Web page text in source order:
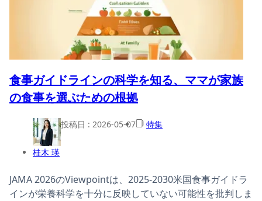
食事ガイドラインの科学を知る、ママが家族
の食事を選ぶための根拠
桂木 瑛
投稿日 : 2026-05-07 特集
JAMA 2026のViewpointは、2025-2030米国食事ガイドラ
インが栄養科学を十分に反映していない可能性を批判しま